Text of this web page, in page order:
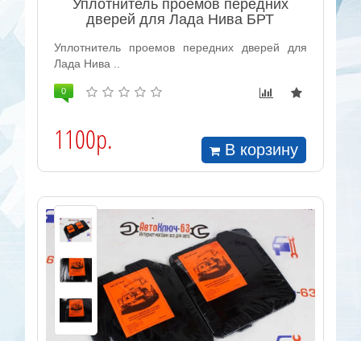
Уплотнитель проемов передних
дверей для Лада Нива БРТ
Уплотнитель проемов передних дверей для
Лада Нива ..
0
1100р. В корзину